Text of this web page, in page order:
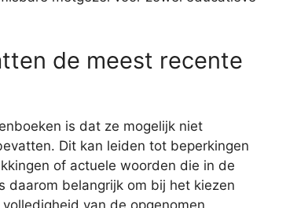
de meest recente
is dat ze mogelijk niet
Dit kan leiden tot beperkingen
of actuele woorden die in de
daarom belangrijk om bij het kiezen
van de opgenomen